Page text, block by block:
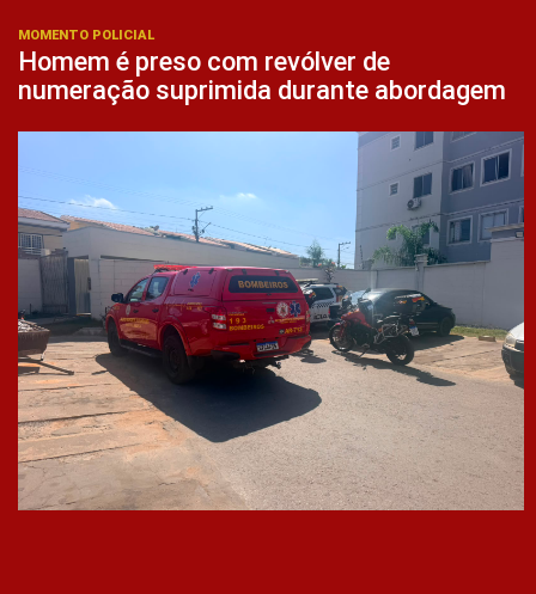
MOMENTO POLICIAL
Homem é preso com revólver de
numeração suprimida durante abordagem